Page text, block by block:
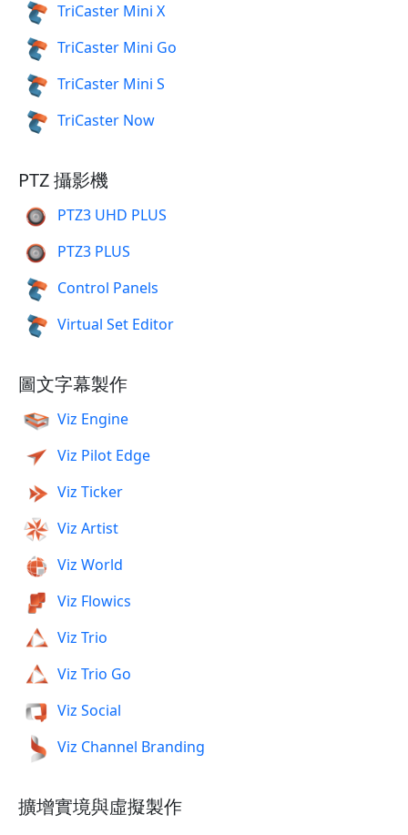
TriCaster Mini X
TriCaster Mini Go
TriCaster Mini S
TriCaster Now
PTZ 攝影機
PTZ3 UHD PLUS
PTZ3 PLUS
Control Panels
Virtual Set Editor
圖文字幕製作
Viz Engine
Viz Pilot Edge
Viz Ticker
Viz Artist
Viz World
Viz Flowics
Viz Trio
Viz Trio Go
Viz Social
Viz Channel Branding
擴增實境與虛擬製作